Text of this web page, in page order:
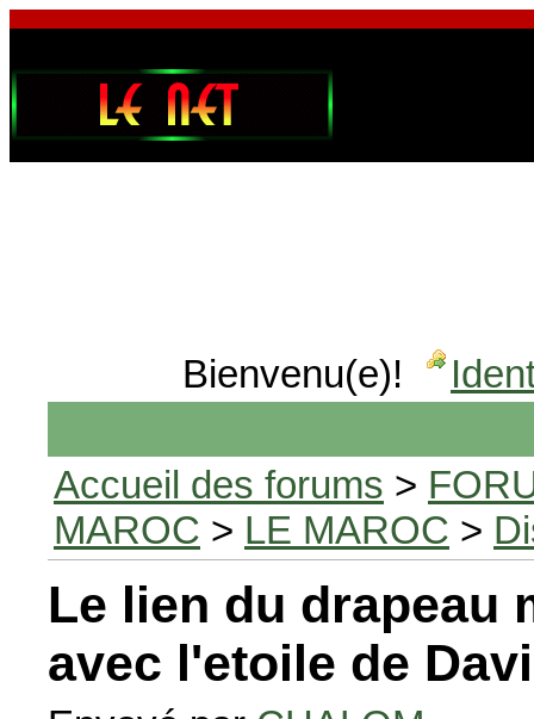
Bienvenu(e)!
Accueil des forums >
MAROC > LE MAROC >
Le lien du drapeau
avec l'etoile de